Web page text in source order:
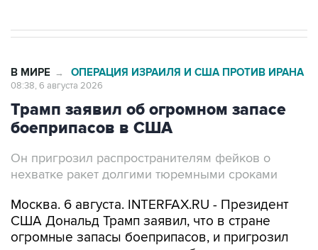
В МИРЕ → ОПЕРАЦИЯ ИЗРАИЛЯ И США ПРОТИВ ИРАНА
08:38, 6 августа 2026
Трамп заявил об огромном запасе
боеприпасов в США
Он пригрозил распространителям фейков о
нехватке ракет долгими тюремными сроками
Москва. 6 августа. INTERFAX.RU - Президент
США Дональд Трамп заявил, что в стране
огромные запасы боеприпасов, и пригрозил